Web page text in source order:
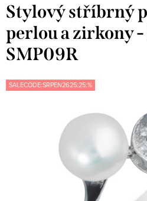
Stylový stříbrný
perlou a zirkony
SMP09R
SALECODE:SRPEN2625:25:%